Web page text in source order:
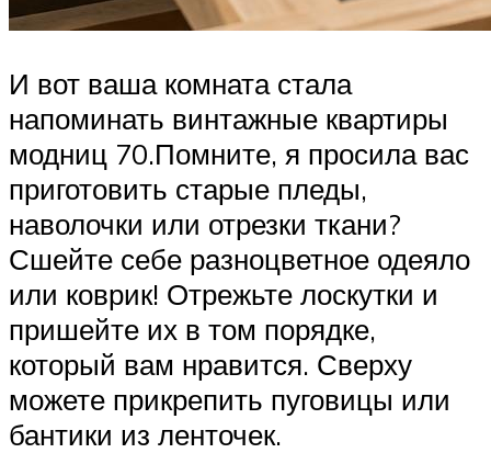
И вот ваша комната стала
напоминать винтажные квартиры
модниц 70.Помните, я просила вас
приготовить старые пледы,
наволочки или отрезки ткани?
Сшейте себе разноцветное одеяло
или коврик! Отрежьте лоскутки и
пришейте их в том порядке,
который вам нравится. Сверху
можете прикрепить пуговицы или
бантики из ленточек.